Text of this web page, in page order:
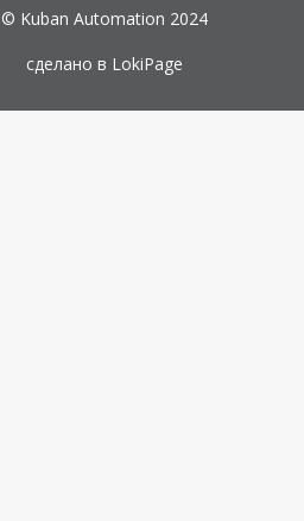
© Kuban Automation 2024
сделано в LokiPage